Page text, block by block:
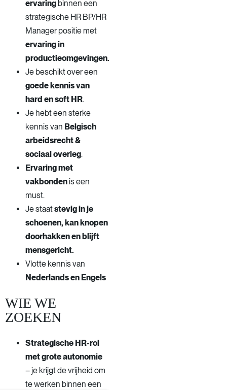
ervaring binnen een
strategische HR BP/HR
Manager positie met
ervaring in
productieomgevingen.
Je beschikt over een
goede kennis van
hard en soft HR.
Je hebt een sterke
kennis van Belgisch
arbeidsrecht &
sociaal overleg.
Ervaring met
vakbondenis een
must.
Je staatstevig in je
schoenen, kan knopen
doorhakken en blijft
mensgericht.
Vlotte kennis van
Nederlands en Engels
WIE WE
ZOEKEN
Strategische HR-rol
met grote autonomie
– je krijgt de vrijheid om
te werken binnen een